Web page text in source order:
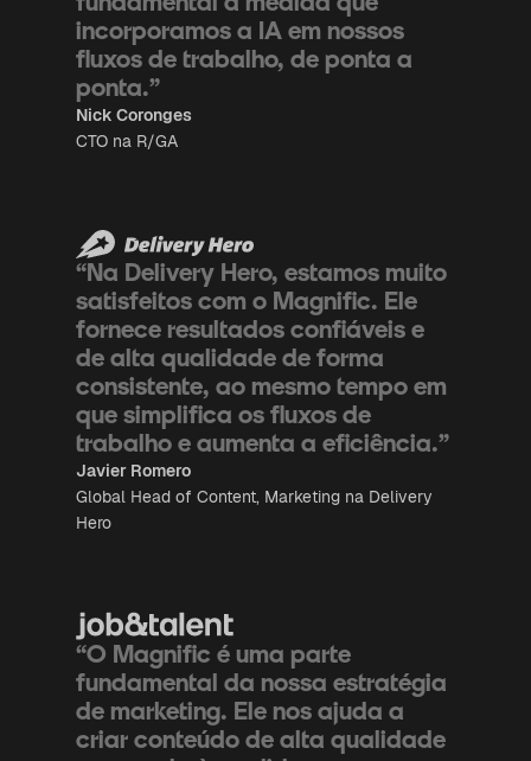
incorporamos a IA em nossos
fluxos de trabalho, de ponta a
ponta.”
Nick Coronges
CTO na R/GA
“Na Delivery Hero, estamos muito
satisfeitos com o Magnific. Ele
fornece resultados confiáveis e
de alta qualidade de forma
consistente, ao mesmo tempo em
que simplifica os fluxos de
trabalho e aumenta a eficiência.”
Javier Romero
Global Head of Content, Marketing na Delivery
Hero
“O Magnific é uma parte
fundamental da nossa estratégia
de marketing. Ele nos ajuda a
criar conteúdo de alta qualidade